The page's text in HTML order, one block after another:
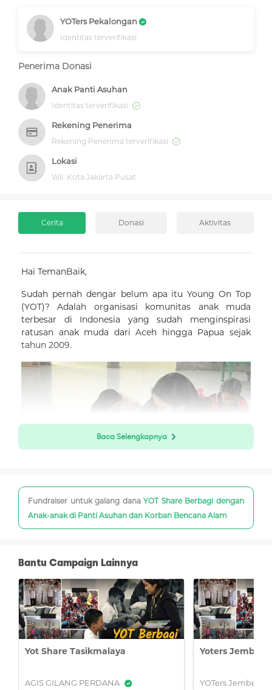
YOTers Pekalongan
Identitas terverifikasi
Penerima Donasi
Anak Panti Asuhan
Identitas terverifikasi
Rekening Penerima
Rekening Penerima terverifikasi
Lokasi
Wil. Kota Jakarta Pusat
Cerita Donasi Aktivitas
Hai TemanBaik,
Sudah pernah dengar belum apa itu Young On Top
(YOT)? Adalah organisasi komunitas anak muda
terbesar di Indonesia yang sudah menginspirasi
ratusan anak muda dari Aceh hingga Papua sejak
tahun 2009.
Komunitas yang lahir dari sebuah buku dengan judul
yang sama karya Billy Boen ini telah menginspirasi
dan memberdayakan anak muda Indonesia secara
pendidikan, kesehatan, lingkungan, sosial,
Baca Selengkapnya
Fundraiser untuk galang danaYOT Share Berbagi dengan
Anak-anak di Panti Asuhan dan Korban Bencana Alam
Bantu Campaign Lainnya
Yot Share Tasikmalaya
AGIS GILANG PERDANA
Yoters Jember
YOTers Jember